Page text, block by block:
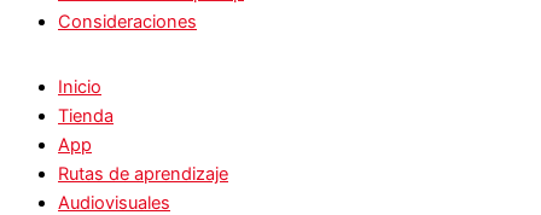
Consideraciones
Inicio
Tienda
App
Rutas de aprendizaje
Audiovisuales